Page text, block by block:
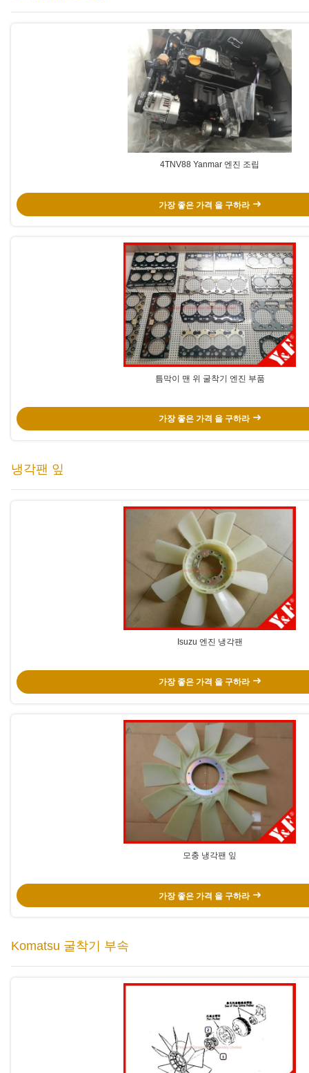
4TNV88 Yanmar 엔진 조립
가장 좋은 가격 을 구하라
틈막이 맨 위 굴착기 엔진 부품
가장 좋은 가격 을 구하라
냉각팬 잎
Isuzu 엔진 냉각팬
가장 좋은 가격 을 구하라
모충 냉각팬 잎
가장 좋은 가격 을 구하라
Komatsu 굴착기 부속